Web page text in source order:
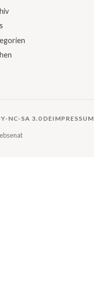
NC-SA 3.0 DEIMPRESSUM